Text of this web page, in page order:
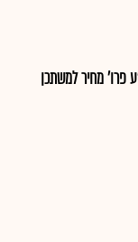
מחיר למשתכן